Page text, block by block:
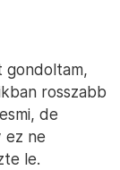
gondoltam,
rosszabb
de
ez ne
le.